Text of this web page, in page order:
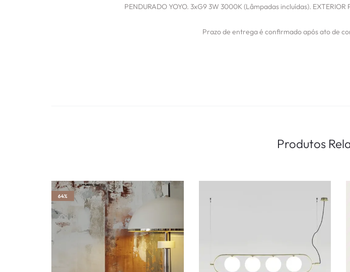
PENDURADO YOYO. 3xG9 3W 3000K (Lâmpadas incluídas).
Prazo de entrega é confirmado após ato de
Produtos
64%